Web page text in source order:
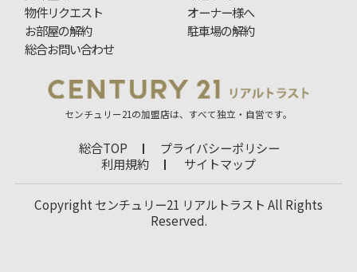
物件リクエスト
オーナー様へ
お部屋の解約
駐車場の解約
総合お問い合わせ
センチュリー21の加盟店は、すべて独立・自営です。
総合TOP
プライバシーポリシー
利用規約
サイトマップ
Copyright センチュリー21 リアルトラスト All Rights
Reserved.